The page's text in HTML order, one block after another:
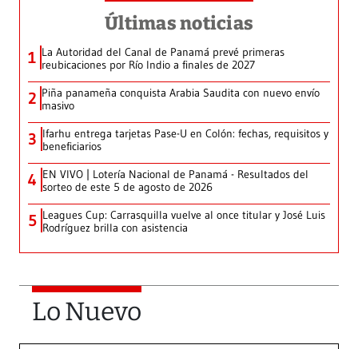
Últimas noticias
1 La Autoridad del Canal de Panamá prevé primeras
reubicaciones por Río Indio a finales de 2027
2 Piña panameña conquista Arabia Saudita con nuevo envío
masivo
3 Ifarhu entrega tarjetas Pase-U en Colón: fechas, requisitos y
beneficiarios
4 EN VIVO | Lotería Nacional de Panamá - Resultados del
sorteo de este 5 de agosto de 2026
5 Leagues Cup: Carrasquilla vuelve al once titular y José Luis
Rodríguez brilla con asistencia
Lo Nuevo